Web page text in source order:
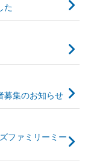
た
募集のお知らせ
ファミリーミー